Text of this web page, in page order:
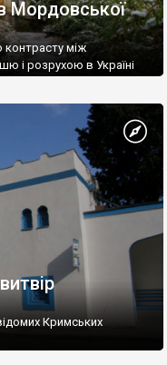
Мордовської
контрасту між
і розрухою в Україні
Кримських